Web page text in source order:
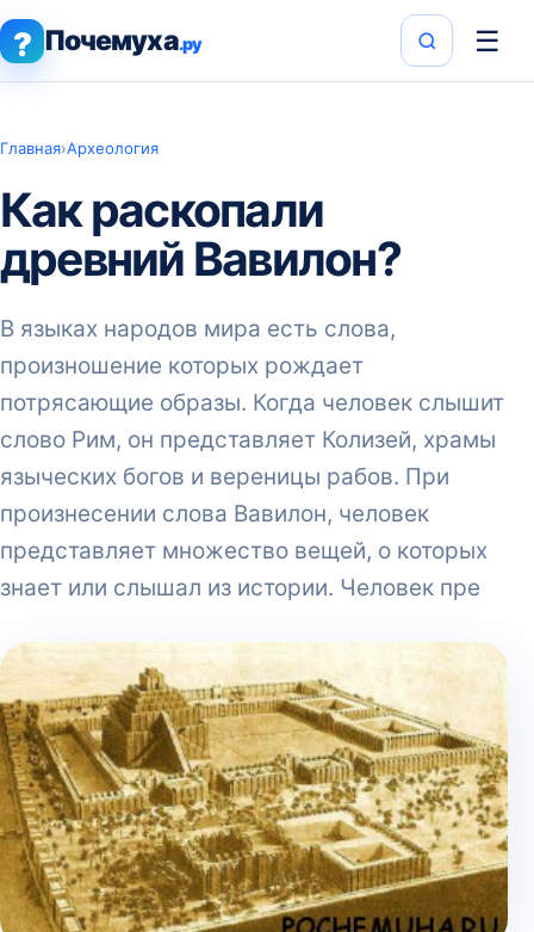
? Почемуха.ру ☰
Главная›Археология
Как раскопали
древний Вавилон?
В языках народов мира есть слова,
произношение которых рождает
потрясающие образы. Когда человек слышит
слово Рим, он представляет Колизей, храмы
языческих богов и вереницы рабов. При
произнесении слова Вавилон, человек
представляет множество вещей, о которых
знает или слышал из истории. Человек пре